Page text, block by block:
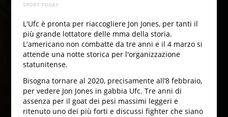
SPORT TODAY
L'Ufc è pronta per riaccogliere Jon Jones, per tanti il
più grande lottatore delle mma della storia.
L'americano non combatte da tre anni e il 4 marzo si
attende una notte storica per l'organizzazione
statunitense.
Bisogna tornare al 2020, precisamente all’8 febbraio,
per vedere Jon Jones in gabbia Ufc. Tre anni di
assenza per il goat dei pesi massimi leggeri e
ritenuto uno dei più forti e discussi fighter che siano